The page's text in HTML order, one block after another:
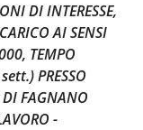
DI INTERESSE,
AI SENSI
TEMPO
PRESSO
DI FAGNANO
-